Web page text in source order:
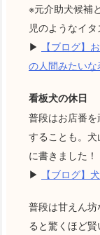
※元介助犬候補
児のようなイ
▶
【ブログ】
の人間みたいな
看板犬の休日
普段はお店番
することも。
に書きました！
▶
【ブログ】
普段は甘えん
ると驚くほど賢